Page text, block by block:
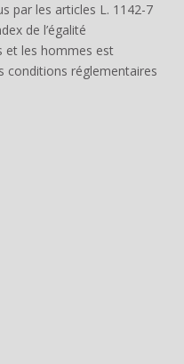
par les articles L. 1142-7
de l’égalité
et les hommes est
conditions réglementaires